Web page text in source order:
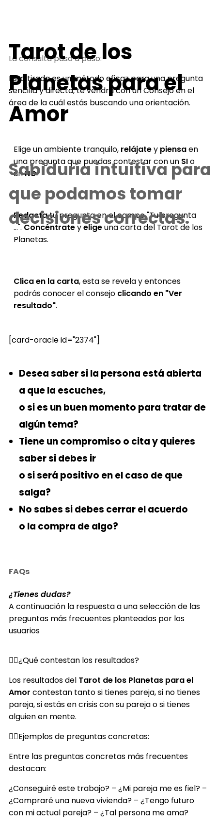
Tarot de los
Planetas para el
Amor
Sabiduría intuitiva para
que podamos tomar
decisiones correctas.
La consulta paso a paso:
Esta tirada es un método eficaz para una pregunta
sencilla y directa, te vendrá con un Consejo en el
área de la cuál estás buscando una orientación.
Elige un ambiente tranquilo, relájatey piensaen
una pregunta que puedas contestar con un SIo
unNO.
Redactatu pregunta en el campo "Tu pregunta
...".Concéntrateyeligeuna carta del Tarot de los
Planetas.
Clica en la carta, esta se revela y entonces
podrás conocer el consejo clicando en "Ver
resultado".
[card-oracle id="2374"]
Desea saber si la persona está abierta
a que la escuches,
o si es un buen momento para tratar de
algún tema?
Tiene un compromiso o cita y quieres
saber si debes ir
o si será positivo en el caso de que
salga?
No sabes si debes cerrar el acuerdo
o la compra de algo?
FAQs
¿Tienes dudas?
A continuación la respuesta a una selección de las
preguntas más frecuentes planteadas por los
usuarios
¿Qué contestan los resultados?
Los resultados del Tarot de los Planetas para el
Amor contestan tanto si tienes pareja, si no tienes
pareja, si estás en crisis con su pareja o si tienes
alguien en mente.
Ejemplos de preguntas concretas:
Entre las preguntas concretas más frecuentes
destacan:
¿Conseguiré este trabajo? – ¿Mi pareja me es fiel? –
¿Compraré una nueva vivienda? – ¿Tengo futuro
con mi actual pareja? – ¿Tal persona me ama?